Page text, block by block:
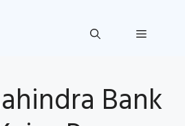
Menu
Bank